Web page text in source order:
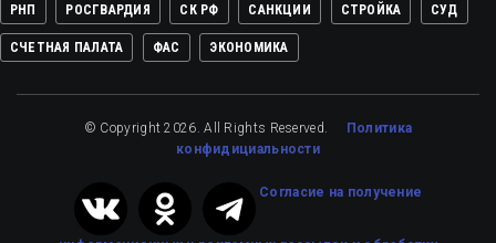
РНП РОСГВАРДИЯ СК РФ САНКЦИИ СТРОЙКА СУД
СЧЕТНАЯ ПАЛАТА ФАС ЭКОНОМИКА
© Copyright 2026. All Rights Reserved. Политика
конфидициальности
Cогласие на получение